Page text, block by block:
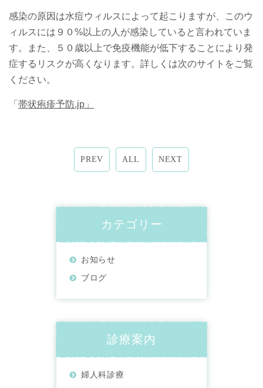
感染の原因は水痘ウィルスによって起こりますが、このウ
ィルスには９０%以上の人が感染していると言われていま
す。また、５０歳以上で免疫機能が低下することにより発
症するリスクが高くなります。詳しくは次のサイトをご覧
ください。
「 帯状疱疹予防.jp」
PREV ALL NEXT
カテゴリー
お知らせ
ブログ
診療案内
婦人科診療